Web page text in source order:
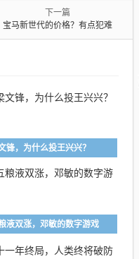
下一篇
宝马新世代的价格？有点犯难
锋，为什么投王兴兴？
液双涨，邓敏的数字游戏